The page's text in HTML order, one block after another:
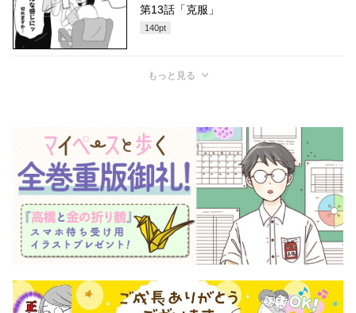
第13話「克服」
140pt
もっと見る